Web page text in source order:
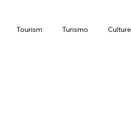
Tourism Turismo Culture